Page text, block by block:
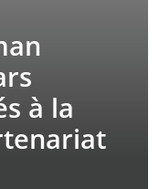
à la